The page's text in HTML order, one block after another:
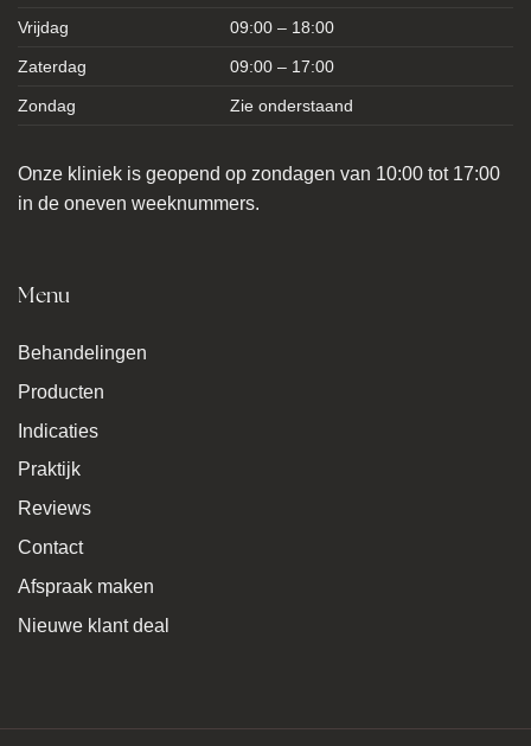
Vrijdag 09:00 – 18:00
Zaterdag 09:00 – 17:00
Zondag Zie onderstaand
Onze kliniek is geopend op zondagen van 10:00 tot 17:00
in de oneven weeknummers.
Menu
Behandelingen
Producten
Indicaties
Praktijk
Reviews
Contact
Afspraak maken
Nieuwe klant deal